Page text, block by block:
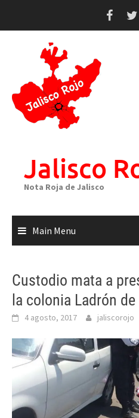
Jalisco
Nota Roja de Jalisco
Main Menu
Custodio mata a
la colonia Ladrón de
4 agosto, 2017 jaliscorojo